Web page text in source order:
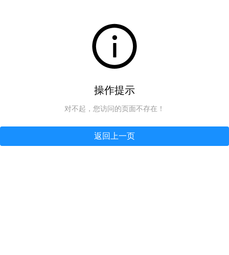
操作提示
对不起，您访问的页面不存在！
返回上一页